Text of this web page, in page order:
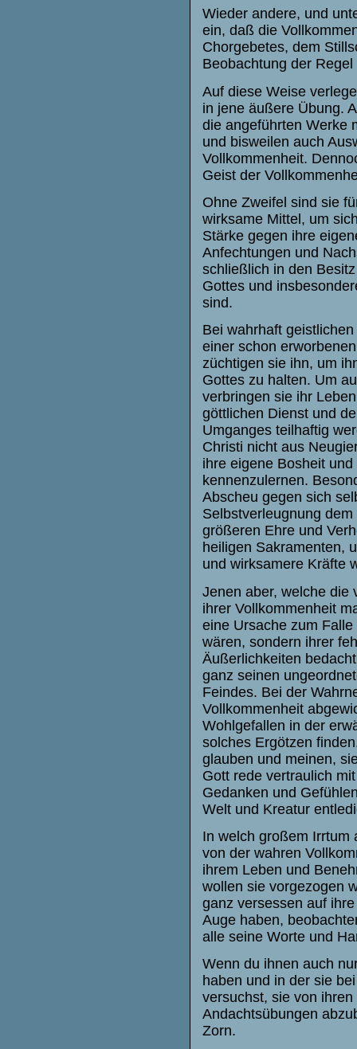
Wieder andere, und
ein, daß die
Chorgebetes, dem
Beobachtung der Regel
Auf diese Weise
in jene äußere Übung.
die angeführten Werke
und bisweilen auch
Vollkommenheit.
Geist der
Ohne Zweifel sind sie
wirksame Mittel, um
Stärke gegen ihre
Anfechtungen und
schließlich in den
Gottes und
sind.
Bei wahrhaft
einer schon
züchtigen sie ihn, um
Gottes zu halten. Um
verbringen sie ihr
göttlichen Dienst und
Umganges teilhaftig
Christi nicht aus
ihre eigene Bosheit
kennenzulernen.
Abscheu gegen sich
Selbstverleugnung
größeren Ehre und
heiligen Sakramenten,
und wirksamere Kräfte
Jenen aber, welche die
ihrer Vollkommenheit
eine Ursache zum
wären, sondern ihrer
Äußerlichkeiten
ganz seinen
Feindes. Bei der
Vollkommenheit
Wohlgefallen in der
solches Ergötzen
glauben und meinen,
Gott rede vertraulich
Gedanken und
Welt und Kreatur
In welch großem Irrtum
von der wahren
ihrem Leben und
wollen sie vorgezogen
ganz versessen auf
Auge haben,
alle seine Worte und
Wenn du ihnen auch
haben und in der sie
versuchst, sie von
Andachtsübungen
Zorn.